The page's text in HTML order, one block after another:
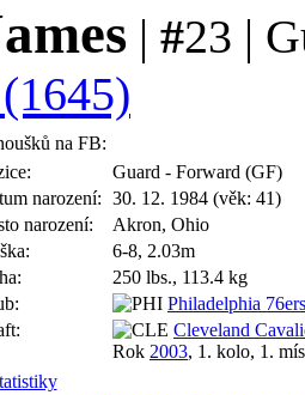
| #23 |
na FB:
Guard - Forward (GF)
narození: 30. 12. 1984 (věk: 41)
narození:
Akron, Ohio
6-8, 2.03m
250 lbs., 113.4 kg
Philadelphia 76ers
Cleveland
Rok 2003, 1. kolo, 1.